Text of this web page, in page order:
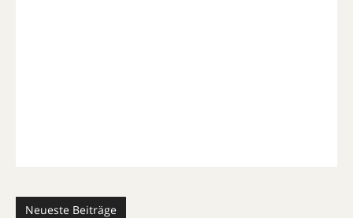
Neueste Beiträge